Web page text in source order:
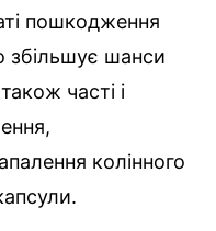
пошкодження
збільшує шанси
часті і
колінного